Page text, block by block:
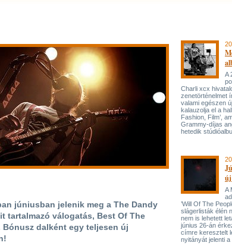
júniusban jelenik meg a The Dandy
tartalmazó válogatás, Best Of The
Bónusz dalként egy teljesen új
A
Charli xcx
zenetörténelmet
valami egészen
kalauzolja el a
Fashion, Film’,
Grammy-díjas
hetedik
új
A
’Will Of The
slágerlisták élén
nem is lehetett
június 26-án
címre keresztelt
nyitányát jelenti a